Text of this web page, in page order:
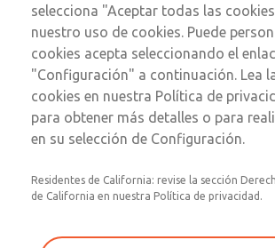
Ver
Temperaturas bajas/
DIN y M12 [Serie 21]
2171B5052Y-3
Enviar esta página por
electrónico
1-800-GET-ROSS
Servicio Tecnico
1-888-TEK-ROSS
selecciona "Aceptar todas las
nuestro uso de cookies. Puede
cookies acepta seleccionando el
"Configuración" a continuación. Lea
cookies en nuestra Política de
para obtener más detalles o para
en su selección de Configuración.
Residentes de California: revise la sección
de California en nuestra Política de privacidad.